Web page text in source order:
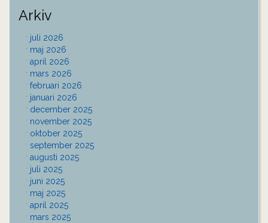
Arkiv
juli 2026
maj 2026
april 2026
mars 2026
februari 2026
januari 2026
december 2025
november 2025
oktober 2025
september 2025
augusti 2025
juli 2025
juni 2025
maj 2025
april 2025
mars 2025